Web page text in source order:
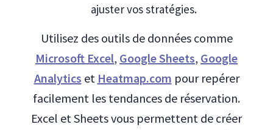
ajuster vos stratégies.
Utilisez des outils de données comme
Microsoft Excel, Google Sheets, Google
Analytics et Heatmap.com pour repérer
facilement les tendances de réservation.
Excel et Sheets vous permettent de créer